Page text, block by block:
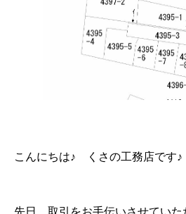
こんにちは♪ くさの工務店です♪